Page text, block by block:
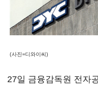
(사진=디와이씨)
27일 금융감독원 전자